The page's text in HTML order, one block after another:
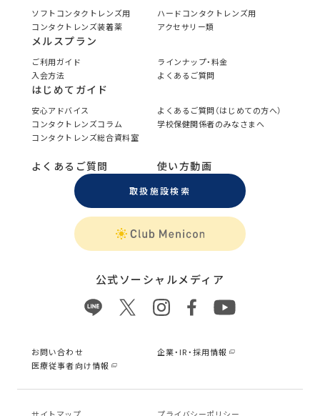
ソフトコンタクトレンズ用
ハードコンタクトレンズ用
コンタクトレンズ装着薬
アクセサリー類
メルスプラン
ご利用ガイド
ラインナップ・料金
入会方法
よくあるご質問
はじめてガイド
安心アドバイス
よくあるご質問（はじめての方へ）
コンタクトレンズコラム
学校保健関係者のみなさまへ
コンタクトレンズ総合資料室
よくあるご質問 使い方動画
取扱施設検索
公式ソーシャルメディア
お問い合わせ
企業・IR・採用情報
医療従事者向け情報